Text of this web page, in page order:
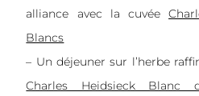
alliance avec la cuvée
Blancs
– Un déjeuner sur l’herbe
Charles Heidsieck Blanc